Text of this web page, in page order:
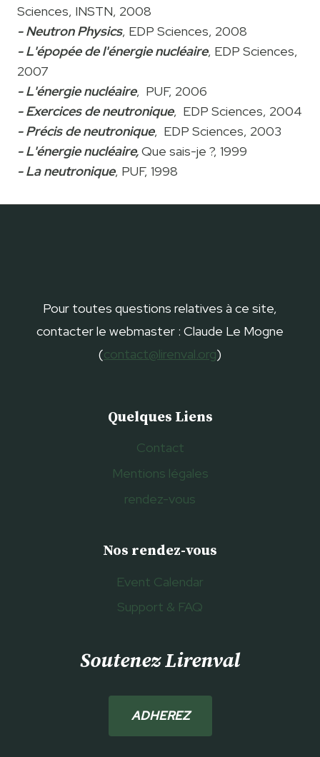
Sciences, INSTN, 2008
- Neutron Physics, EDP Sciences, 2008
- L'épopée de l'énergie nucléaire, EDP Sciences,
2007
- L'énergie nucléaire, PUF, 2006
- Exercices de neutronique, EDP Sciences, 2004
- Précis de neutronique, EDP Sciences, 2003
- L'énergie nucléaire,Que sais-je ?, 1999
- La neutronique, PUF, 1998
Pour toutes questions relatives à ce site,
contacter le webmaster : Claude Le Mogne
(contact@lirenval.org)
Quelques Liens
Contact
Mentions légales
rendez-vous
Nos rendez-vous
Event Calendar
Support & FAQ
Soutenez Lirenval
ADHEREZ